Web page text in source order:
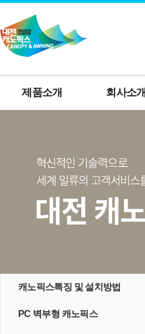
제품소개 회사소개
캐노픽스특징 및 설치방법
PC 벽부형 캐노픽스